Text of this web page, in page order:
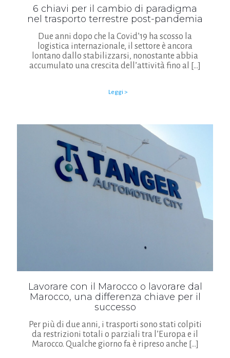
6 chiavi per il cambio di paradigma
nel trasporto terrestre post-pandemia
Due anni dopo che la Covid’19 ha scosso la
logistica internazionale, il settore è ancora
lontano dallo stabilizzarsi, nonostante abbia
accumulato una crescita dell’attività fino al
[…]
Leggi >
Lavorare con il Marocco o lavorare dal
Marocco, una differenza chiave per il
successo
Per più di due anni, i trasporti sono stati colpiti
da restrizioni totali o parziali tra l’Europa e il
Marocco. Qualche giorno fa è ripreso anche […]